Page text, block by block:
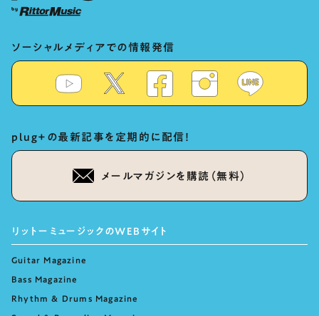
ソーシャルメディアでの情報発信
plug+の最新記事を定期的に配信！
メールマガジンを購読（無料）
リットーミュージックのWEBサイト
Guitar Magazine
Bass Magazine
Rhythm & Drums Magazine